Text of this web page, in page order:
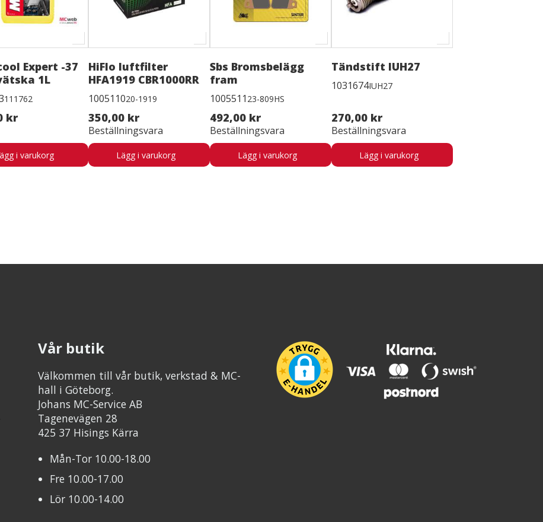
Expert -37
1L
111762
kr
i varukorg
HiFlo luftfilter
HFA1919 CBR1000RR
100511020-1919
350,00 kr
Beställningsvara
Lägg i varukorg
Sbs Bromsbelägg
fram
1005511 23-809HS
492,00 kr
Beställningsvara
Lägg i varukorg
Tändstift IUH27
1031674IUH27
270,00 kr
Beställningsvara
Lägg i varukorg
Vår butik
Välkommen till vår butik, verkstad & MC-
hall i Göteborg.
Johans MC-Service AB
Tagenevägen 28
425 37 Hisings Kärra
Mån-Tor 10.00-18.00
Fre 10.00-17.00
Lör 10.00-14.00